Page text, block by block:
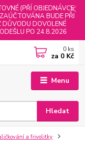
(PŘÍ OBJEDNÁVCE
BUDE PŘI
DOVOLENÉ
PO 24.8.2026
Menu
Hledat
0 ks
za 0 Kč
a frivolitky